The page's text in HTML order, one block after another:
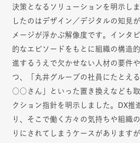
決策となるソリューションを明示し
したのはデザイン／デジタルの知見
メージが浮かぶ解像度です。インタ
的なエピソードをもとに組織の構造
進するうえで欠かせない人材の要件
つ、「丸井グループの社員にたとえ
○○さん」といった置き換えなども
クション指針を明示しました。DX推
り、そこで働く方々の気持ちや組織
りにされてしまうケースがあります